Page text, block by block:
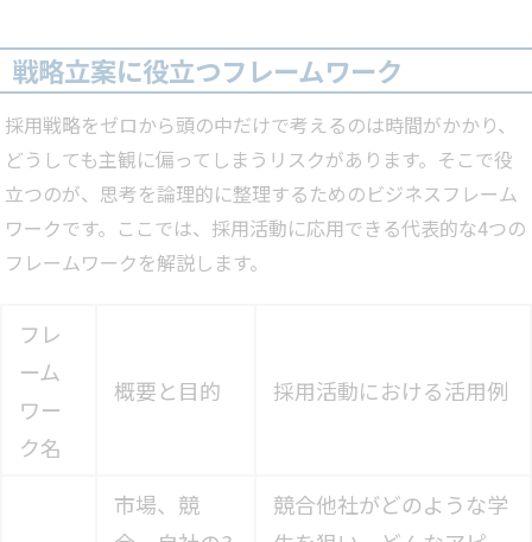
を指します。説明会、面接、内定後フォローといった一つひとつの
接点が、学生の感情や満…
戦略立案に役立つフレームワーク
採用戦略をゼロから頭の中だけで考えるのは時間がかかり、
どうしても主観に偏ってしまうリスクがあります。そこで役
立つのが、思考を論理的に整理するためのビジネスフレーム
ワークです。ここでは、採用活動に応用できる代表的な4つの
フレームワークを解説します。
フレ
ーム
ワー
ク名
概要と目的 採用活動における活用例
市場、競
競合他社がどのような学